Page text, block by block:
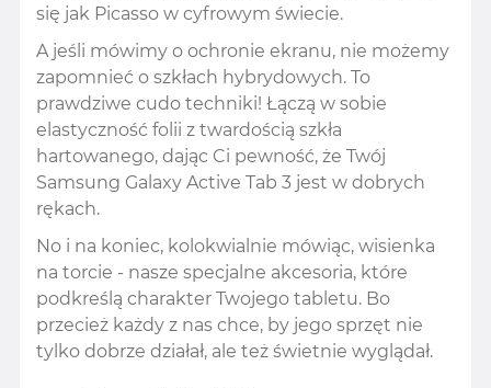
się jak Picasso w cyfrowym świecie.
A jeśli mówimy o ochronie ekranu, nie możemy
zapomnieć o szkłach hybrydowych. To
prawdziwe cudo techniki! Łączą w sobie
elastyczność folii z twardością szkła
hartowanego, dając Ci pewność, że Twój
Samsung Galaxy Active Tab 3 jest w dobrych
rękach.
No i na koniec, kolokwialnie mówiąc, wisienka
na torcie - nasze specjalne akcesoria, które
podkreślą charakter Twojego tabletu. Bo
przecież każdy z nas chce, by jego sprzęt nie
tylko dobrze działał, ale też świetnie wyglądał.